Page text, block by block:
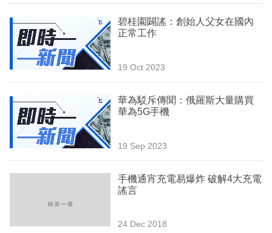
碧桂園闢謠：創始人父女在國內
正常工作
19 Oct 2023
華為駁斥傳聞：俄羅斯大量購買
華為5G手機
19 Sep 2023
手機通宵充電易爆炸 破解4大充電
謠言
24 Dec 2018